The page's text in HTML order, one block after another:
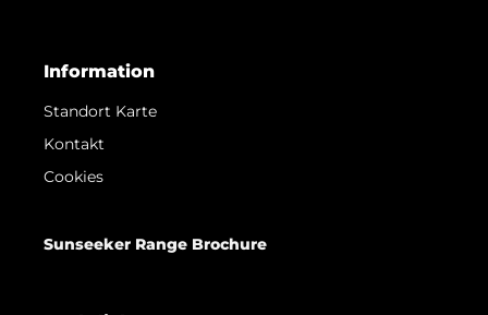
Information
Standort Karte
Kontakt
Cookies
Sunseeker Range Brochure